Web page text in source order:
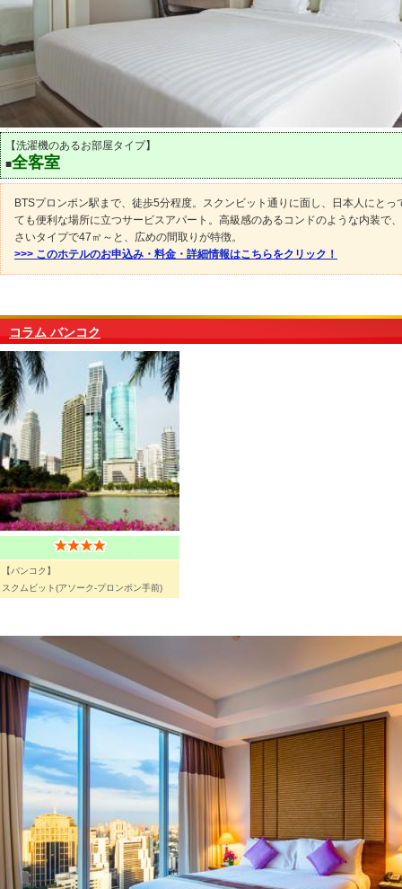
【洗濯機のあるお部屋タイプ】
■全客室
BTSプロンポン駅まで、徒歩5分程度。スクンビット通りに面し、日本人にとっ
ても便利な場所に立つサービスアパート。高級感のあるコンドのような内装で
さいタイプで47㎡～と、広めの間取りが特徴。
>>> このホテルのお申込み・料金・詳細情報はこちらをクリック！
コラム バンコク
【バンコク】
スクムビット(アソーク-プロンポン手前)